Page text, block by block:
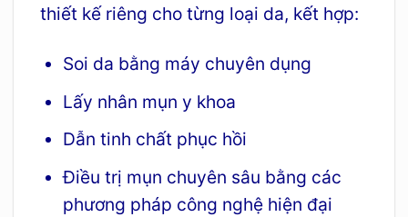
thiết kế riêng cho từng loại da, kết hợp:
Soi da bằng máy chuyên dụng
Lấy nhân mụn y khoa
Dẫn tinh chất phục hồi
Điều trị mụn chuyên sâu bằng các
phương pháp công nghệ hiện đại